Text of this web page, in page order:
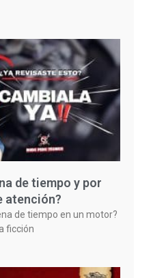
de tiempo y por
atención?
de tiempo en un motor?
ficción